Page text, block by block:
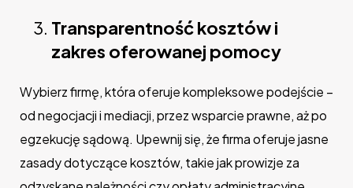
Transparentność kosztów i
zakres oferowanej pomocy
Wybierz firmę, która oferuje kompleksowe podejście –
od negocjacji i mediacji, przez wsparcie prawne, aż po
egzekucję sądową. Upewnij się, że firma oferuje jasne
zasady dotyczące kosztów, takie jak prowizje za